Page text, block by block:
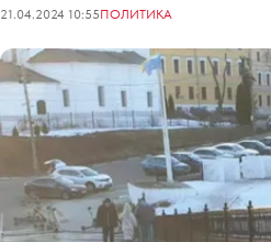
21.04.2024 10:55ПОЛИТИКА